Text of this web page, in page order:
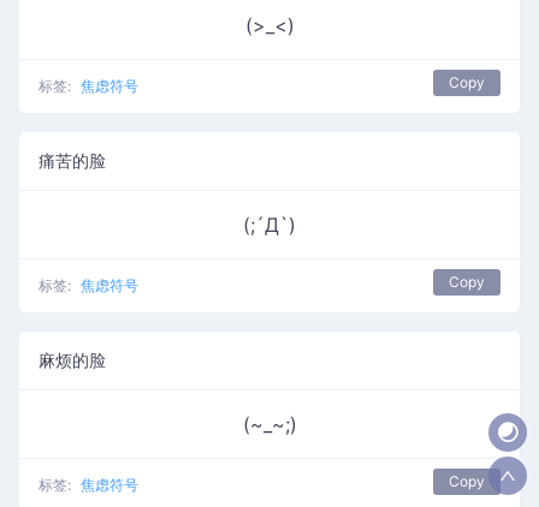
(>_<)
标签: 焦虑符号 Copy
痛苦的脸
(;´Д`)
标签: 焦虑符号 Copy
麻烦的脸
(~_~;)
标签: 焦虑符号 Copy